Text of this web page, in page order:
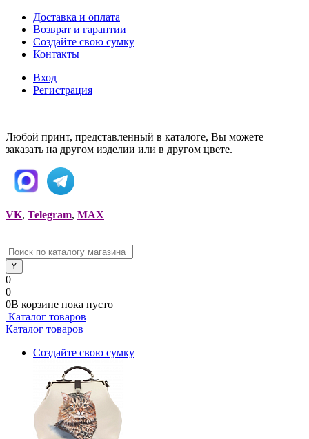
Доставка и оплата
Возврат и гарантии
Создайте свою сумку
Контакты
Вход
Регистрация
Любой принт, представленный в каталоге, Вы можете
заказать на другом изделии или в другом цвете.
VK, Telegram, MAX
0
0
0В корзине пока пусто
Каталог товаров
Каталог товаров
Создайте свою сумку